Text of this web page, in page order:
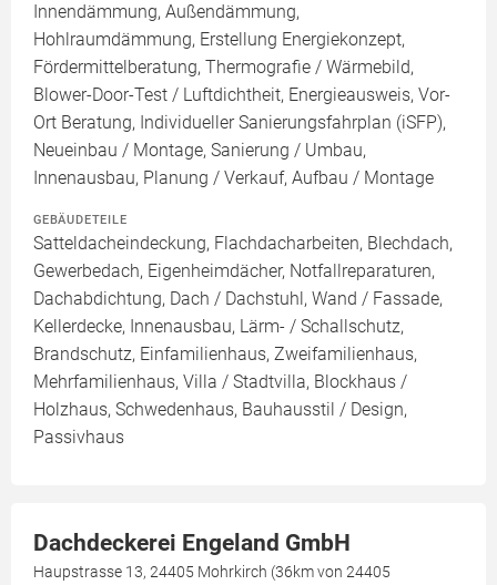
Innendämmung, Außendämmung,
Hohlraumdämmung, Erstellung Energiekonzept,
Fördermittelberatung, Thermografie / Wärmebild,
Blower-Door-Test / Luftdichtheit, Energieausweis, Vor-
Ort Beratung, Individueller Sanierungsfahrplan (iSFP),
Neueinbau / Montage, Sanierung / Umbau,
Innenausbau, Planung / Verkauf, Aufbau / Montage
GEBÄUDETEILE
Satteldacheindeckung, Flachdacharbeiten, Blechdach,
Gewerbedach, Eigenheimdächer, Notfallreparaturen,
Dachabdichtung, Dach / Dachstuhl, Wand / Fassade,
Kellerdecke, Innenausbau, Lärm- / Schallschutz,
Brandschutz, Einfamilienhaus, Zweifamilienhaus,
Mehrfamilienhaus, Villa / Stadtvilla, Blockhaus /
Holzhaus, Schwedenhaus, Bauhausstil / Design,
Passivhaus
Dachdeckerei Engeland GmbH
Haupstrasse 13, 24405 Mohrkirch (36km von 24405